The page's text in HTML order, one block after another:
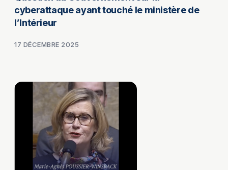
cyberattaque ayant touché le ministère de
l’Intérieur
17 DÉCEMBRE 2025